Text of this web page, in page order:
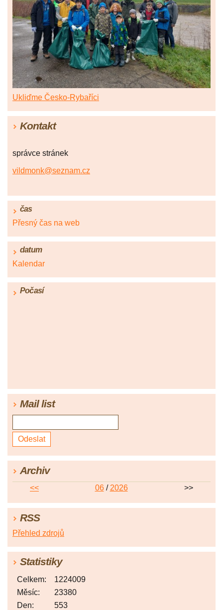
Ukliďme Česko-Rybaříci
Kontakt
správce stránek
vildmonk@seznam.cz
čas
Přesný čas na web
datum
Kalendar
Počasí
Mail list
Archiv
<< 06/ 2026 >>
RSS
Přehled zdrojů
Statistiky
Celkem:
1224009
Měsíc:
23380
Den:
553